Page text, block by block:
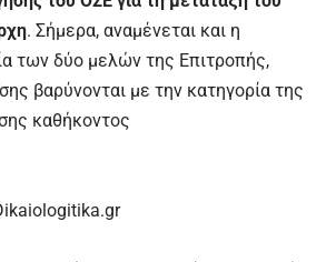
. Σήμερα, αναμένεται και η
των δύο μελών της Επιτροπής,
βαρύνονται με την κατηγορία της
καθήκοντος